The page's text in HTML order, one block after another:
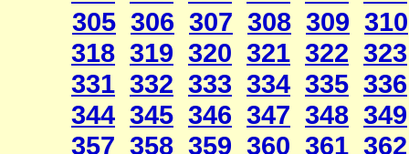
305 306 307 308 309 310
318 319 320 321 322 323
331 332 333 334 335 336
344 345 346 347 348 349
357 358 359 360 361 362